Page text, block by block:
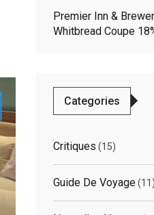
Premier Inn &
Whitbread Coupe
Categories
Critiques (15)
Guide De Voyage(11)